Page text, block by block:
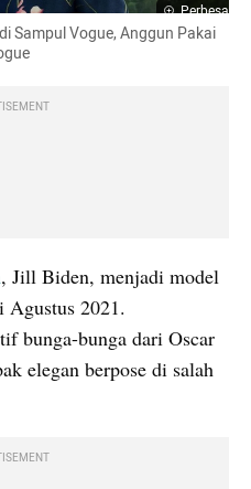
Perbesar
Sampul Vogue, Anggun Pakai
, Jill Biden, menjadi model
Agustus 2021.
bunga-bunga dari Oscar
elegan berpose di salah